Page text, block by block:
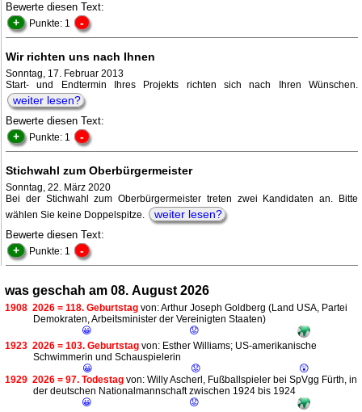
Bewerte diesen Text:
+ Punkte: 1 -
Wir richten uns nach Ihnen
Sonntag, 17. Februar 2013
Start- und Endtermin Ihres Projekts richten sich nach Ihren Wünschen.
weiter lesen?
Bewerte diesen Text:
+ Punkte: 1 -
Stichwahl zum Oberbürgermeister
Sonntag, 22. März 2020
Bei der Stichwahl zum Oberbürgermeister treten zwei Kandidaten an. Bitte
wählen Sie keine Doppelspitze.
weiter lesen?
Bewerte diesen Text:
+ Punkte: 1 -
was geschah am 08. August 2026
1908 2026 = 118. Geburtstag von: Arthur Joseph Goldberg (Land USA, Partei
Demokraten, Arbeitsminister der Vereinigten Staaten)
😀
😟
1923 2026 = 103. Geburtstag von: Esther Williams; US-amerikanische
Schwimmerin und Schauspielerin
😀
😟
😲
1929 2026 = 97. Todestag von: Willy Ascherl, Fußballspieler bei SpVgg Fürth, in
der deutschen Nationalmannschaft zwischen 1924 bis 1924
😀
😟